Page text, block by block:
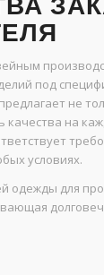
под
не
качества на
условиях.
одежды для